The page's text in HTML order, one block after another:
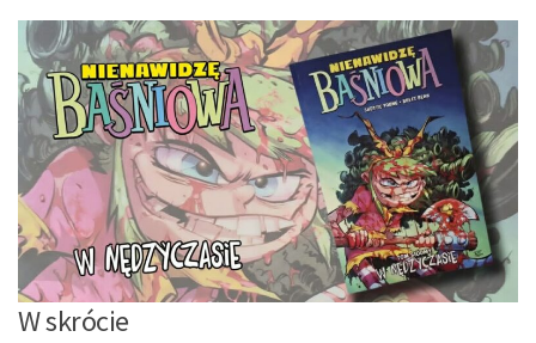
W skrócie